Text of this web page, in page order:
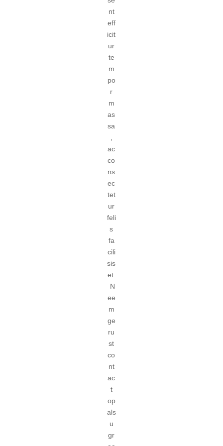
nt
eff
icit
ur
te
m
po
r
m
as
sa
,
ac
co
ns
ec
tet
ur
feli
s
fa
cili
sis
et.
N
ee
m
ge
ru
st
co
nt
ac
t
op
als
u
gr